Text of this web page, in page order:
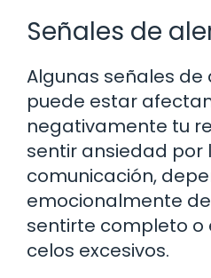
Señales de
Algunas señales
puede estar
negativamente tu
sentir ansiedad por
comunicación,
emocionalmente
sentirte completo
celos excesivos.